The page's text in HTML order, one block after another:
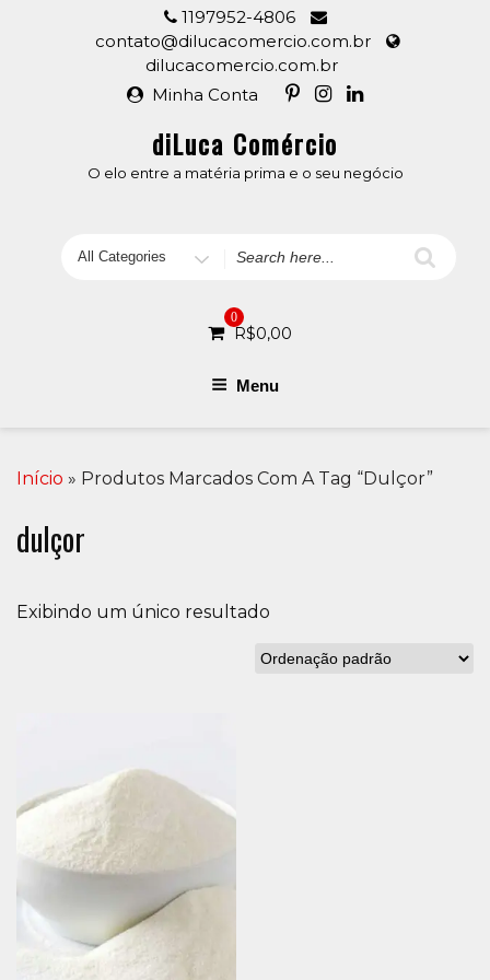
1197952-4806
contato@dilucacomercio.com.br
dilucacomercio.com.br
Minha Conta
diLuca Comércio
O elo entre a matéria prima e o seu negócio
Search
0
R$0,00
Menu
Início » Produtos Marcados Com A Tag “dulçor”
dulçor
Exibindo um único resultado